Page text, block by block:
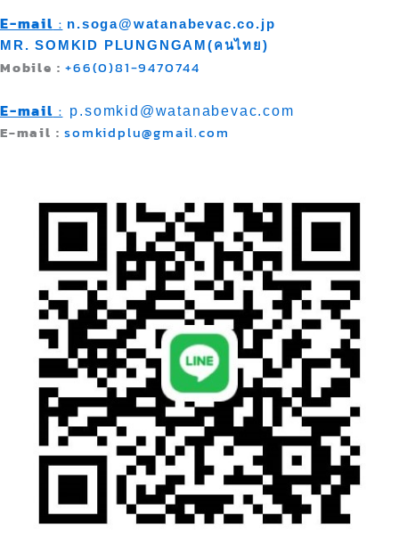
E-mail : n.soga@watanabevac.co.jp
MR. SOMKID PLUNGNGAM(คนไทย)
Mobile : +66(0)81-9470744
E-mail : p.somkid@watanabevac.com
E-mail : somkidplu@gmail.com